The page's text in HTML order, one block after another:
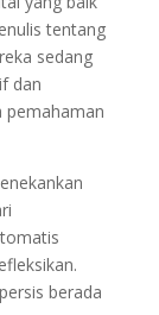
tentang
sedang
dan
pemahaman
berada